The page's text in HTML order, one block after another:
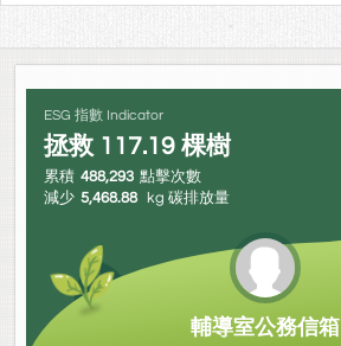
ESG 指數 Indicator
拯救 117.19 棵樹
累積 488,293 點擊次數
減少 5,468.88 kg 碳排放量
輔導室公務信箱